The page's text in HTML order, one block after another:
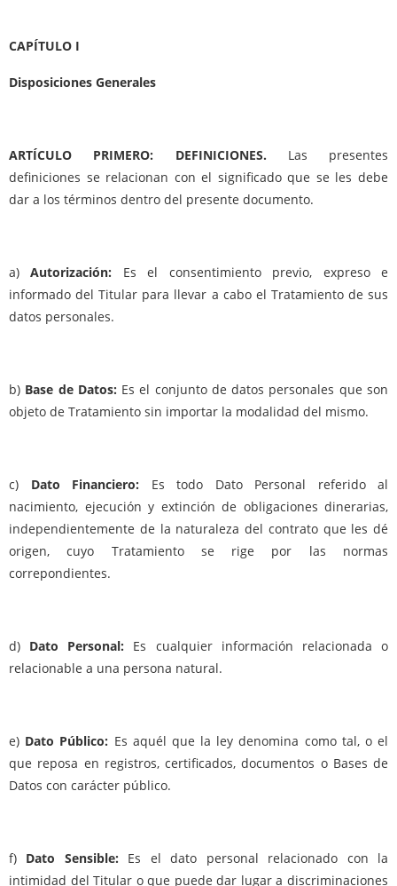
CAPÍTULO I
Disposiciones Generales
ARTÍCULO PRIMERO: DEFINICIONES. Las presentes
definiciones se relacionan con el significado que se les debe
dar a los términos dentro del presente documento.
a)Autorización: Es el consentimiento previo, expreso e
informado del Titular para llevar a cabo el Tratamiento de sus
datos personales.
b) Base de Datos: Es el conjunto de datos personales que son
objeto de Tratamiento sin importar la modalidad del mismo.
c) Dato Financiero: Es todo Dato Personal referido al
nacimiento, ejecución y extinción de obligaciones dinerarias,
independientemente de la naturaleza del contrato que les dé
origen, cuyo Tratamiento se rige por las normas
correpondientes.
d) Dato Personal: Es cualquier información relacionada o
relacionable a una persona natural.
e) Dato Público: Es aquél que la ley denomina como tal, o el
que reposa en registros, certificados, documentos o Bases de
Datos con carácter público.
f) Dato Sensible: Es el dato personal relacionado con la
intimidad del Titular o que puede dar lugar a discriminaciones